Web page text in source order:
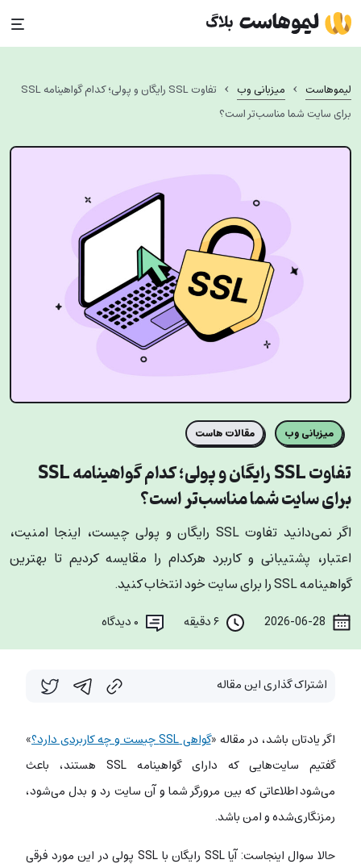
Skip
to
content
لیموهاست › میزبانی وب ›
تفاوت SSL رایگان و پولی؛ کدام گواهینامه SSL
برای سایت شما مناسب‌تر است؟
میزبانی وب مقالات هاست
تفاوت SSL رایگان و پولی؛ کدام گواهینامه SSL
برای سایت شما مناسب‌تر است؟
اگر نمی‌دانید تفاوت SSL رایگان و پولی چیست، اینجا امنیت،
اعتبار، پشتیبانی و کاربرد هرکدام را مقایسه کردیم تا بهترین
گواهینامه SSL را برای سایت خود انتخاب کنید.
دیدگاه
اشتراک گذاری این مقاله
اگر یادتان باشد، در مقاله «گواهی SSL چیست و چه کاربردی دارد؟
»‌
گفتیم سایت‌هایی که دارای گواهینامه SSL هستند، باعث
می‌شود اطلاعاتی که بین مرورگر شما و آن سایت رد و بدل می‌شود،
رمزنگاری‌شده و امن باشد.
حالا سوال اینجاست: آیا SSL رایگان با SSL پولی در این مورد فرقی